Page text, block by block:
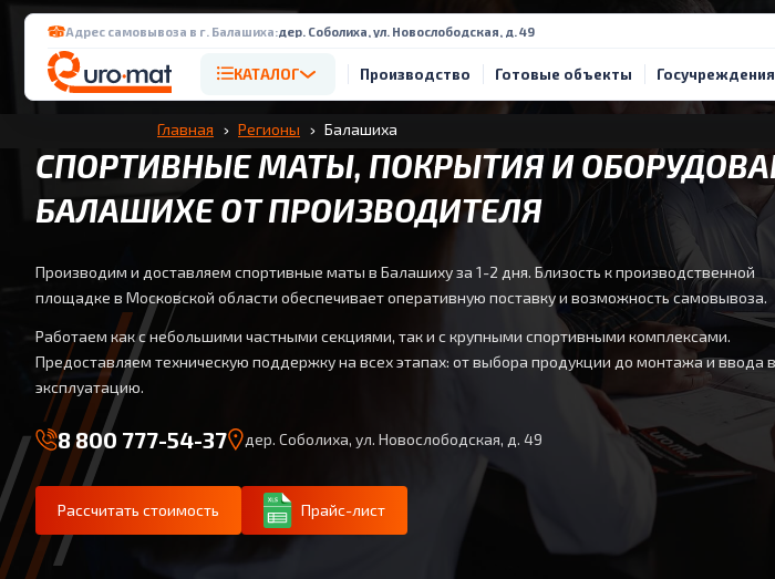
Адрес самовывоза в г. Балашиха:дер. Соболиха, ул. Новослободская, д. 49
КАТАЛОГ Производство Готовые объекты Госучреждения
Главная Регионы Балашиха
СПОРТИВНЫЕ МАТЫ, ПОКРЫТИЯ И
БАЛАШИХЕ ОТ ПРОИЗВОДИТЕЛЯ
Производим и доставляем спортивные маты в Балашиху за 1-2 дня. Близость к производственной
площадке в Московской области обеспечивает оперативную поставку и возможность самовывоза.
Работаем как с небольшими частными секциями, так и с крупными спортивными комплексами.
Предоставляем техническую поддержку на всех этапах: от выбора продукции до монтажа и ввода в
эксплуатацию.
8 800 777-54-37 дер. Соболиха, ул. Новослободская, д. 49
Рассчитать стоимость Прайс-лист